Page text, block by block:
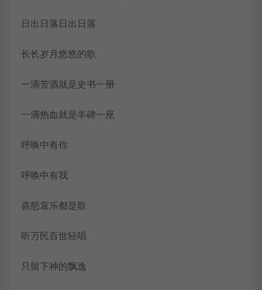
日出日落日出日落
长长岁月悠悠的歌
一滴苦酒就是史书一册
一滴热血就是丰碑一座
呼唤中有你
呼唤中有我
喜怒哀乐都是歌
听万民百世轻唱
只留下神的飘逸